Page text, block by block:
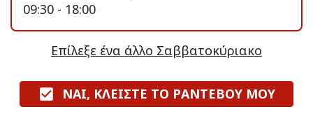
09:30 - 18:00
Επίλεξε ένα άλλο Σαββατοκύριακο
ΝΑΙ, ΚΛΕΙΣΤΕ ΤΟ ΡΑΝΤΕΒΟΥ ΜΟΥ